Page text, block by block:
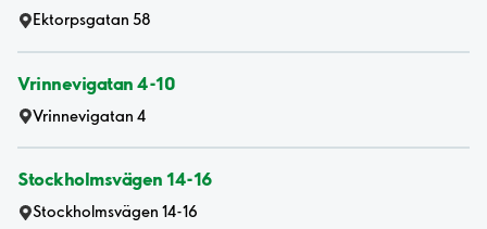
Ektorpsgatan 58
Vrinnevigatan 4-10
Vrinnevigatan 4
Stockholmsvägen 14-16
Stockholmsvägen 14-16